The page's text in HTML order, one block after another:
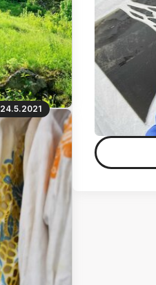
24.5.2021